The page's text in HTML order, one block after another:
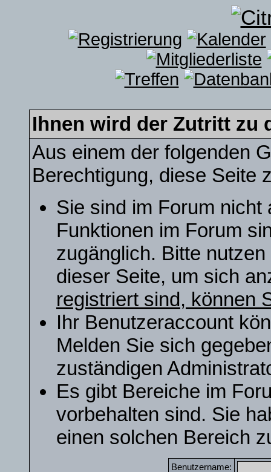
Ihnen wird der Zutritt zu
Aus einem der folgenden
Berechtigung, diese Seite
Sie sind im Forum nicht
Funktionen im Forum
zugänglich. Bitte
dieser Seite, um sich
registriert sind, können
Ihr Benutzeraccount
Melden Sie sich
zuständigen
Es gibt Bereiche im
vorbehalten sind. Sie
einen solchen Bereich
Benutzername: